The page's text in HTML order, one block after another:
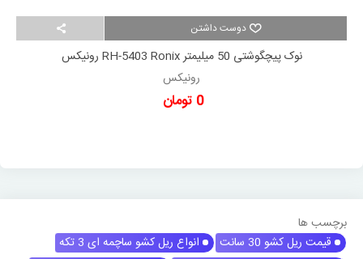
دوست داشتن
نوک پیچگوشتی 50 میلیمتر RH-5403 Ronix رونیکس
رونیکس
0 تومان
برچسب ها
قیمت ریل کشو 30 سانت
انواع ریل کشو ساچمه ای 3 تکه